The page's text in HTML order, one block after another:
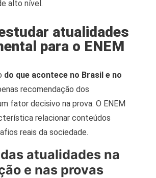
alto nível.
atualidades
para o ENEM
do que acontece no Brasil e no
recomendação dos
fator decisivo na prova. O ENEM
relacionar conteúdos
reais da sociedade.
atualidades na
e nas provas